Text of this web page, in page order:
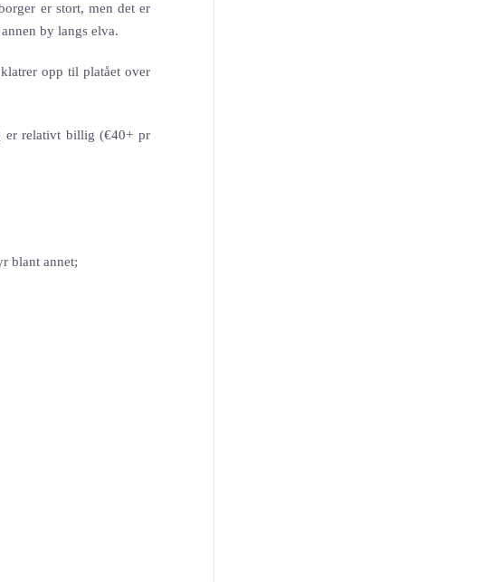
er stort, men det er
by langs elva.
opp til platået over
er relativt billig (€40+ pr
blant annet;